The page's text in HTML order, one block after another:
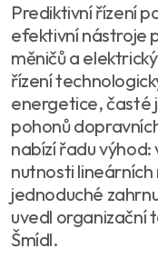
Prediktivní řízení
efektivní nástroje
měničů a
řízení
energetice, časté
pohonů
nabízí řadu
nutnosti
jednoduché
uvedl organizační
Šmídl.